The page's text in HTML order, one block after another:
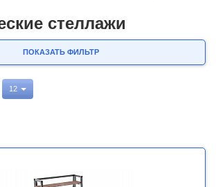
стеллажи
ПОКАЗАТЬ ФИЛЬТР
12